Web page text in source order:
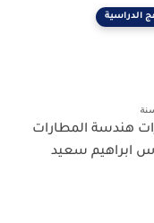
الدراسية
هندسة المطارات
ابراهيم سعيد